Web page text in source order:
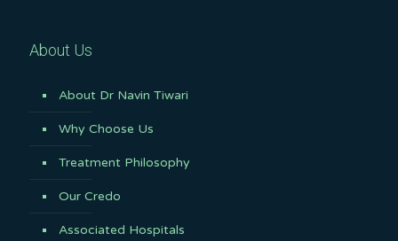
About Us
About Dr Navin Tiwari
Why Choose Us
Treatment Philosophy
Our Credo
Associated Hospitals